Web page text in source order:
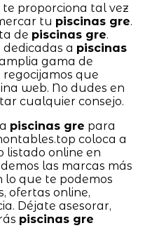
te proporciona tal vez
tu piscinas gre.
de piscinas gre.
dedicadas a piscinas
gama de
regocijamos que
web. No dudes en
cualquier consejo.
piscinas gre para
coloca a
listado online en
las marcas más
lo que te podemos
ofertas online,
Déjate asesorar,
piscinas gre